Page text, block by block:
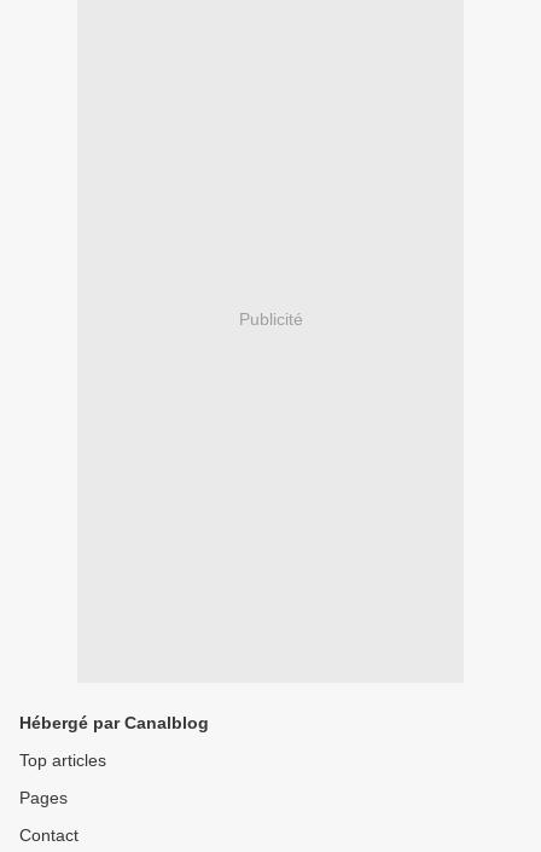
Publicité
Hébergé par Canalblog
Top articles
Pages
Contact